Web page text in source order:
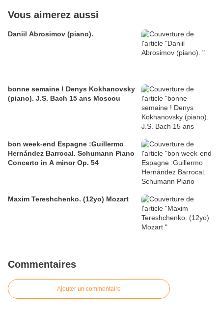
Vous aimerez aussi
Daniil Abrosimov (piano).
bonne semaine ! Denys Kokhanovsky
(piano). J.S. Bach 15 ans Moscou
bon week-end Espagne :Guillermo
Hernández Barrocal. Schumann Piano
Concerto in A minor Op. 54
Maxim Tereshchenko. (12yo) Mozart
Commentaires
Ajouter un commentaire